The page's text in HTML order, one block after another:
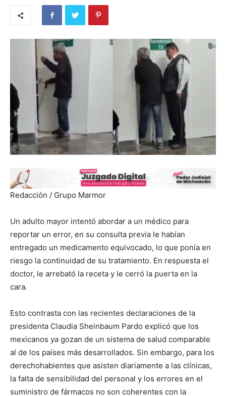
Redacción / Grupo Marmor
Un adulto mayor intentó abordar a un médico para
reportar un error, en su consulta previa le habían
entregado un medicamento equivocado, lo que ponía en
riesgo la continuidad de su tratamiento. En respuesta el
doctor, le arrebató la receta y le cerró la puerta en la
cara.
Esto contrasta con las recientes declaraciones de la
presidenta Claudia Sheinbaum Pardo explicó que los
mexicanos ya gozan de un sistema de salud comparable
al de los países más desarrollados. Sin embargo, para los
derechohabientes que asisten diariamente a las clínicas,
la falta de sensibilidad del personal y los errores en el
suministro de fármacos no son coherentes con la